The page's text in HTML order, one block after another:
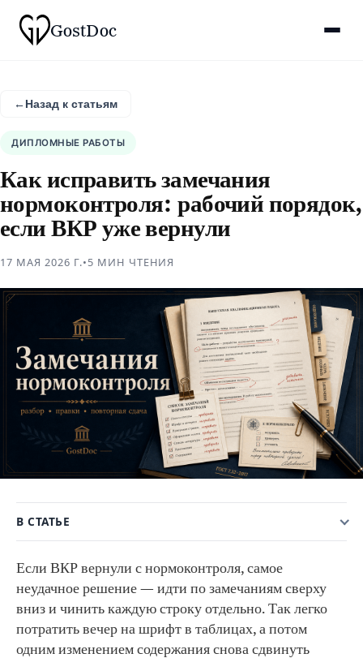
GostDoc
←Назад к статьям
ДИПЛОМНЫЕ РАБОТЫ
Как исправить замечания
нормоконтроля: рабочий порядок,
если ВКР уже вернули
17 МАЯ 2026 Г.•5 МИН ЧТЕНИЯ
В СТАТЬЕ
Если ВКР вернули с нормоконтроля, самое
неудачное решение — идти по замечаниям сверху
вниз и чинить каждую строку отдельно. Так легко
потратить вечер на шрифт в таблицах, а потом
одним изменением содержания снова сдвинуть